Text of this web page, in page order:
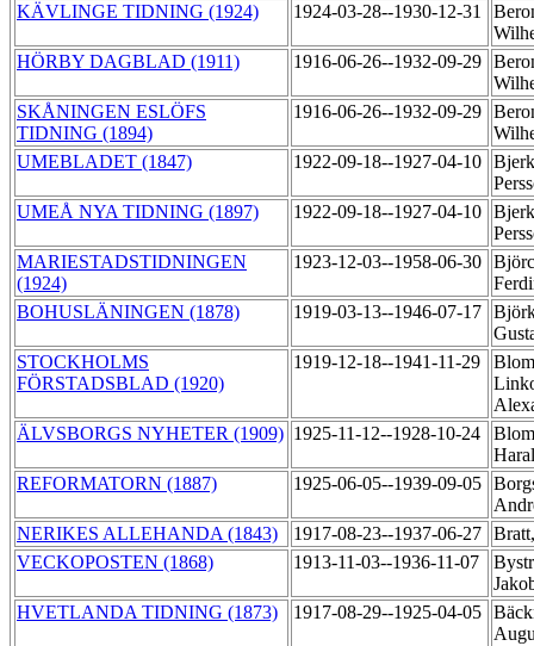
KÄVLINGE TIDNING (1924)
1924-03-28--1930-12-31
HÖRBY DAGBLAD (1911)
1916-06-26--1932-09-29
SKÅNINGEN ESLÖFS
TIDNING (1894)
1916-06-26--1932-09-29
UMEBLADET (1847)
1922-09-18--1927-04-10
UMEÅ NYA TIDNING (1897)
1922-09-18--1927-04-10
MARIESTADSTIDNINGEN
(1924)
1923-12-03--1958-06-30
BOHUSLÄNINGEN (1878)
1919-03-13--1946-07-17
STOCKHOLMS
FÖRSTADSBLAD (1920)
1919-12-18--1941-11-29
ÄLVSBORGS NYHETER (1909) 1925-11-12--1928-10-24
REFORMATORN (1887)
1925-06-05--1939-09-05
NERIKES ALLEHANDA (1843)
1917-08-23--1937-06-27
VECKOPOSTEN (1868)
1913-11-03--1936-11-07
HVETLANDA TIDNING (1873)
1917-08-29--1925-04-05